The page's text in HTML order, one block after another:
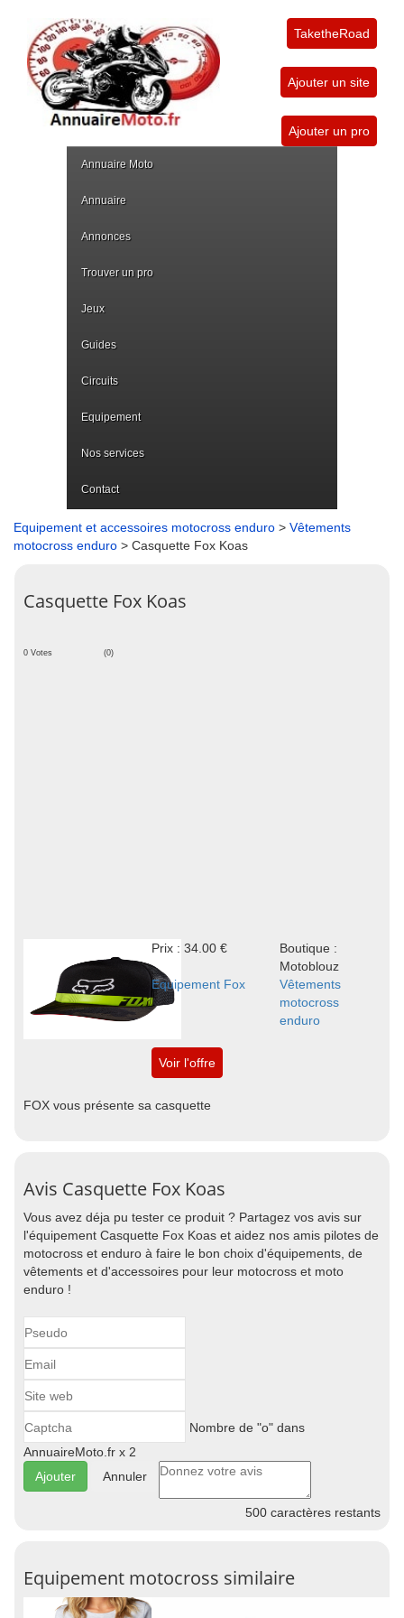
TaketheRoad
Ajouter un site
Ajouter un pro
Annuaire Moto
Annuaire
Annonces
Trouver un pro
Jeux
Guides
Circuits
Equipement
Nos services
Contact
Equipement et accessoires motocross enduro > Vêtements
motocross enduro > Casquette Fox Koas
Casquette Fox Koas
0 Votes (0)
Prix : 34.00 €
Boutique :
Motoblouz
Equipement Fox
Vêtements
motocross
enduro
Voir l'offre
FOX vous présente sa casquette
Avis Casquette Fox Koas
Vous avez déja pu tester ce produit ? Partagez vos avis sur
l'équipement Casquette Fox Koas et aidez nos amis pilotes de
motocross et enduro à faire le bon choix d'équipements, de
vêtements et d'accessoires pour leur motocross et moto
enduro !
Nombre de "o" dans
AnnuaireMoto.fr x 2
Annuler
500 caractères restants
Equipement motocross similaire